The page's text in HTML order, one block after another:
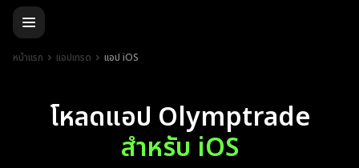
หน้าแรก แอปเทรด แอป iOS
โหลดแอป Olymptrade
สำหรับ iOS